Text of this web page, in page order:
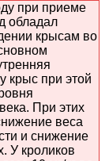
при приеме
обладал
крысам во
крыс при этой
При этих
веса
и снижение
У кроликов